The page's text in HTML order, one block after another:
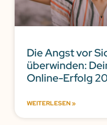
Die Angst vor
überwinden:
Online-Erfolg
WEITERLESEN »